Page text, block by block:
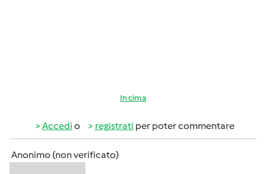
In cima
Accedi o registrati per poter commentare
Anonimo (non verificato)